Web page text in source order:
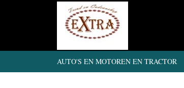
AUTO'S EN MOTOREN EN TRACTOR